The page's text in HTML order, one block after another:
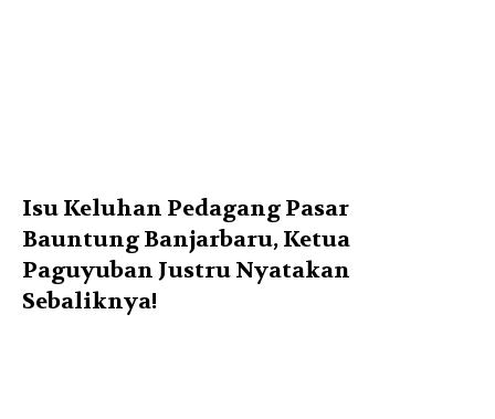
Isu Keluhan Pedagang Pasar
Bauntung Banjarbaru, Ketua
Paguyuban Justru Nyatakan
Sebaliknya!